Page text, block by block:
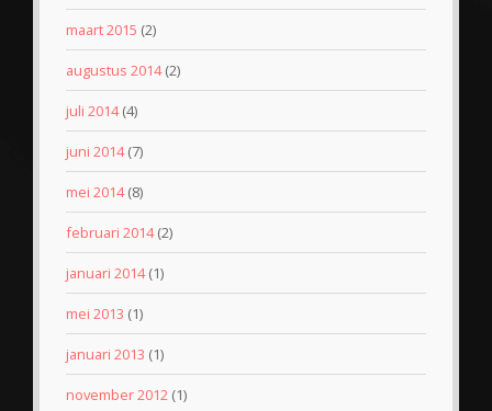
maart 2015 (2)
augustus 2014(2)
juli 2014(4)
juni 2014(7)
mei 2014(8)
februari 2014(2)
januari 2014(1)
mei 2013 (1)
januari 2013 (1)
november 2012 (1)